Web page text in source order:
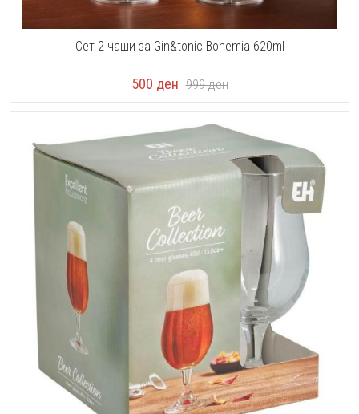
Сет 2 чаши за Gin&tonic Bohemia 620ml
500 ден 999ден